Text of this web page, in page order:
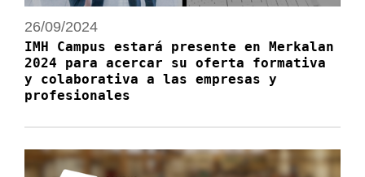
26/09/2024
IMH Campus estará presente en Merkalan
2024 para acercar su oferta formativa
y colaborativa a las empresas y
profesionales